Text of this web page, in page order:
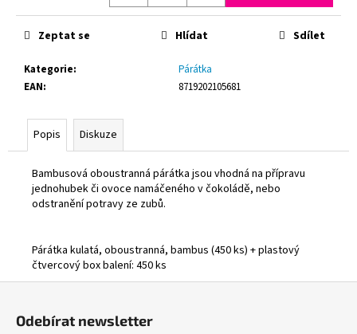
Kategorie:
Párátka
EAN: 8719202105681
Zeptat se Hlídat Sdílet
Popis Diskuze
Bambusová oboustranná párátka jsou vhodná na přípravu
jednohubek či ovoce namáčeného v čokoládě, nebo
odstranění potravy ze zubů.
Párátka kulatá, oboustranná, bambus (450 ks) + plastový
čtvercový box balení: 450 ks
PLYNOVÁ
KARTUŠE
MEVA
PROPICHOVACÍ,
PROPAN,
BUTAN.
Původně:
54,90
Kč
Odebírat newsletter